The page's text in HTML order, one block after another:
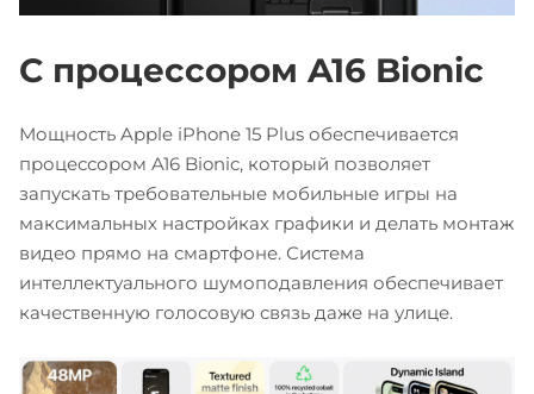
С процессором A16 Bionic
Мощность Apple iPhone 15 Plus обеспечивается
процессором A16 Bionic, который позволяет
запускать требовательные мобильные игры на
максимальных настройках графики и делать монтаж
видео прямо на смартфоне. Система
интеллектуального шумоподавления обеспечивает
качественную голосовую связь даже на улице.